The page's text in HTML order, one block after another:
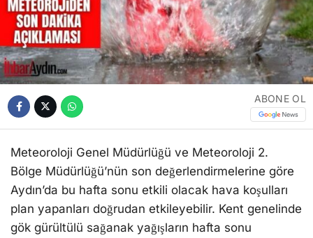
ABONE OL
Meteoroloji Genel Müdürlüğü ve Meteoroloji 2.
Bölge Müdürlüğü’nün son değerlendirmelerine göre
Aydın’da bu hafta sonu etkili olacak hava koşulları
plan yapanları doğrudan etkileyebilir. Kent genelinde
gök gürültülü sağanak yağışların hafta sonu